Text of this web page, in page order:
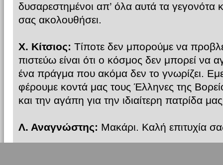
δυσαρεστημένοι απ’ όλα αυτά τα γεγονότα
σας ακολουθήσει.
Χ. Κίτσιος: Τίποτε δεν μπορούμε να
πιστεύω είναι ότι ο κόσμος δεν μπορεί να
ένα πράγμα που ακόμα δεν το γνωρίζει.
φέρουμε κοντά μας τους Έλληνες της
και την αγάπη για την ιδιαίτερη πατρίδα
Λ. Αναγνώστης: Μακάρι. Καλή επιτυχία